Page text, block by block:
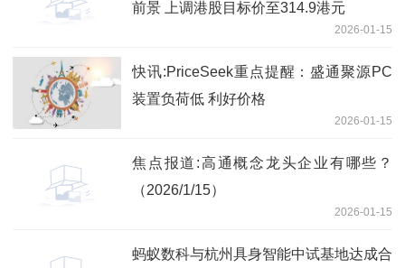
前景 上调港股目标价至314.9港元
2026-01-15
快讯:PriceSeek重点提醒：盛通聚源PC
装置负荷低 利好价格
2026-01-15
焦点报道:高通概念龙头企业有哪些？
（2026/1/15）
2026-01-15
蚂蚁数科与杭州具身智能中试基地达成合